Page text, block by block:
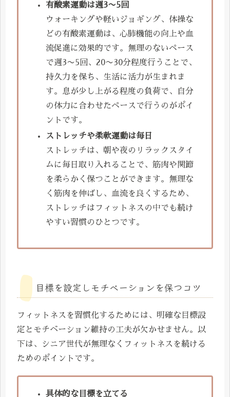
有酸素運動は週3〜5回
ウォーキングや軽いジョギング、体操な
どの有酸素運動は、心肺機能の向上や血
流促進に効果的です。無理のないペース
で週3〜5回、20〜30分程度行うことで、
持久力を保ち、生活に活力が生まれま
す。息が少し上がる程度の負荷で、自分
の体力に合わせたペースで行うのがポイ
ントです。
ストレッチや柔軟運動は毎日
ストレッチは、朝や夜のリラックスタイ
ムに毎日取り入れることで、筋肉や関節
を柔らかく保つことができます。無理な
く筋肉を伸ばし、血流を良くするため、
ストレッチはフィットネスの中でも続け
やすい習慣のひとつです。
目標を設定しモチベーションを保つコツ
フィットネスを習慣化するためには、明確な目標設
定とモチベーション維持の工夫が欠かせません。以
下は、シニア世代が無理なくフィットネスを続ける
ためのポイントです。
具体的な目標を立てる